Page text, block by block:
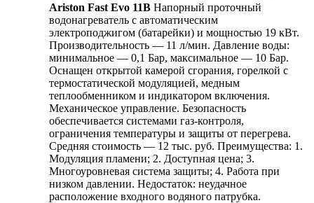
Ariston Fast Evo 11B Напорный проточный
водонагреватель с автоматическим
электроподжигом (батарейки) и мощностью 19 кВт.
Производительность — 11 л/мин. Давление воды:
минимальное — 0,1 Бар, максимальное — 10 Бар.
Оснащен открытой камерой сгорания, горелкой с
термостатической модуляцией, медным
теплообменником и индикатором включения.
Механическое управление. Безопасность
обеспечивается системами газ-контроля,
ограничения температуры и защиты от перегрева.
Средняя стоимость — 12 тыс. руб. Преимущества: 1.
Модуляция пламени; 2. Доступная цена; 3.
Многоуровневая система защиты; 4. Работа при
низком давлении. Недостаток: неудачное
расположение входного водяного патрубка.